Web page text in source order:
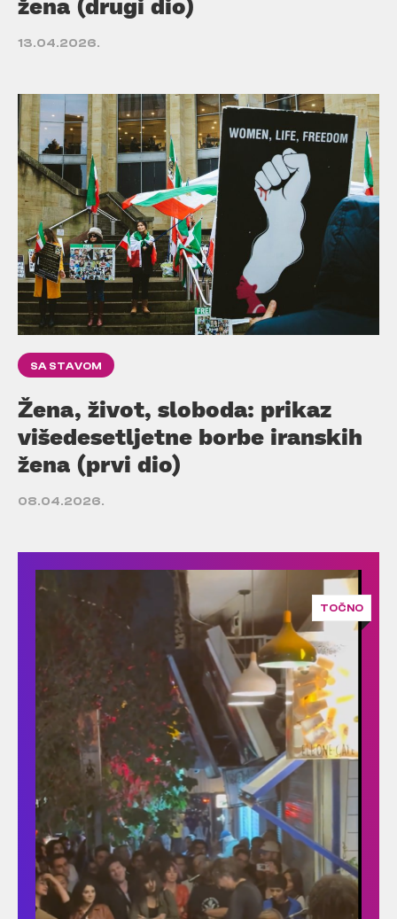
13.04.2026.
SA STAVOM
Žena, život, sloboda: prikaz
višedesetljetne borbe iranskih
žena (prvi dio)
08.04.2026.
TOČNO